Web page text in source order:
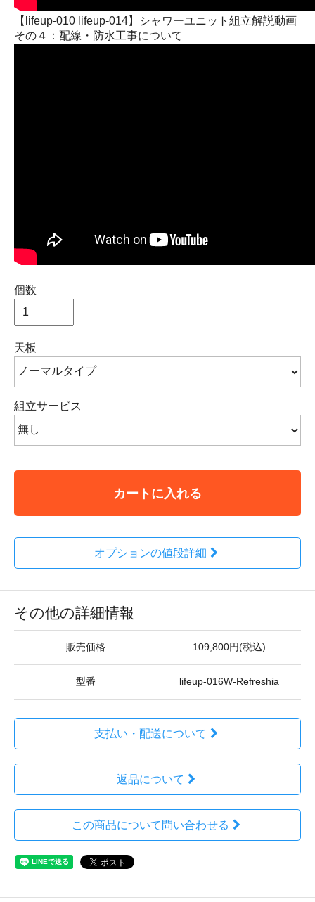
【lifeup-010 lifeup-014】シャワーユニット組立解説動画
その４：配線・防水工事について
個数
天板
組立サービス
カートに入れる
オプションの値段詳細
その他の詳細情報
販売価格 109,800円(税込)
型番 lifeup-016W-Refreshia
支払い・配送について
返品について
この商品について問い合わせる